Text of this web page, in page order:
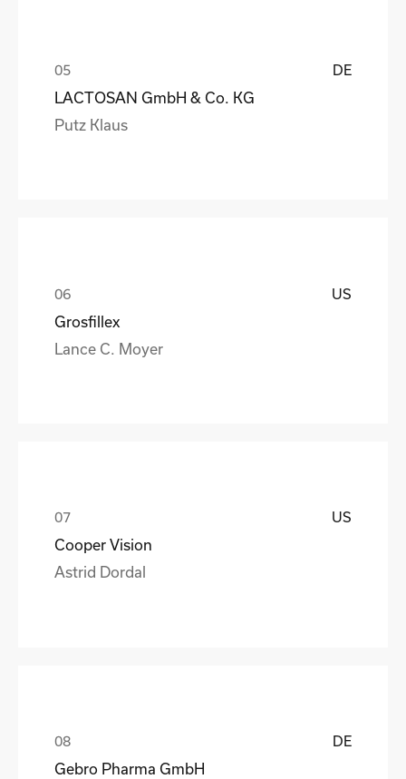
DE
LACTOSAN GmbH & Co. KG
Putz Klaus
US
Grosfillex
Lance C. Moyer
US
Cooper Vision
Astrid Dordal
DE
Gebro Pharma GmbH